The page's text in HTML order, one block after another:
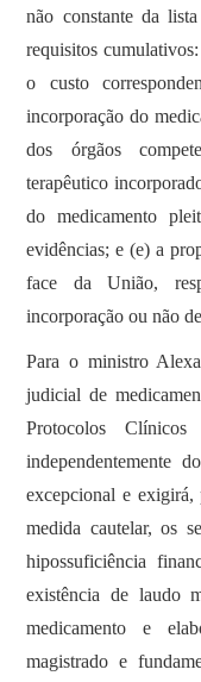
não constante da
requisitos
o custo
incorporação do
dos órgãos
terapêutico
do medicamento
evidências; e (e) a
face da União,
incorporação ou não
Para o ministro
judicial de
Protocolos Clínicos
independentemente
excepcional e exigirá,
medida cautelar, os
hipossuficiência
existência de laudo
medicamento e
magistrado e